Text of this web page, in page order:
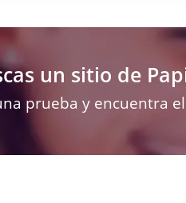
un sitio de
prueba y encuentra